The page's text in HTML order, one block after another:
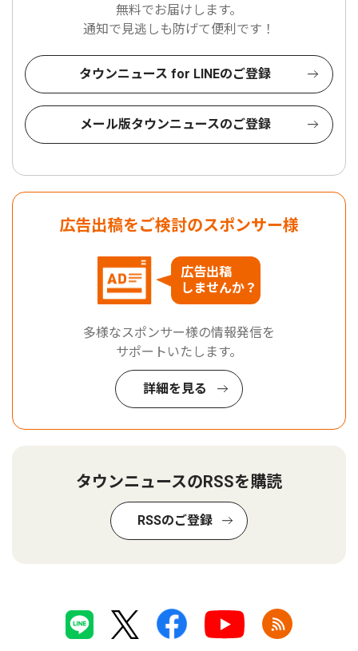
無料でお届けします。
通知で見逃しも防げて便利です！
タウンニュース for LINEのご登録
メール版タウンニュースのご登録
広告出稿をご検討のスポンサー様
広告出稿
しませんか？
多様なスポンサー様の情報発信を
サポートいたします。
詳細を見る
タウンニュースのRSSを購読
RSSのご登録